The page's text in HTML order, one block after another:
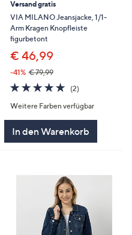
Versand gratis
VIA MILANO Jeansjacke, 1/1-
Arm Kragen Knopfleiste
figurbetont
€ 46,99
-41% € 79,99
5.0
von
5
(2)2
Weitere Farben verfügbar
In den Warenkorb